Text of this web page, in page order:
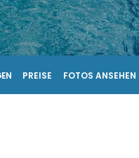
PREISE FOTOS ANSEHEN